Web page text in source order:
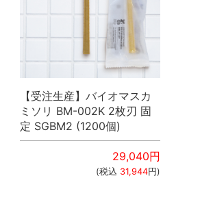
【受注生産】バイオマスカ
ミソリ BM-002K 2枚刃 固
定 SGBM2 (1200個)
29,040円
(税込 31,944円)